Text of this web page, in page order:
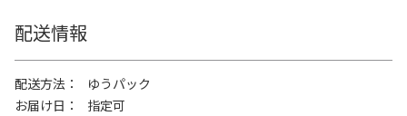
配送情報
配送方法
ゆうパック
お届け日
指定可